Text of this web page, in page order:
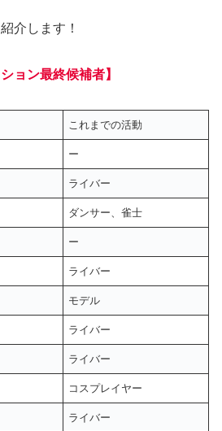
介します！
ョン最終候補者】
これまでの活動
ー
ライバー
ダンサー、雀士
ー
ライバー
モデル
ライバー
ライバー
コスプレイヤー
ライバー